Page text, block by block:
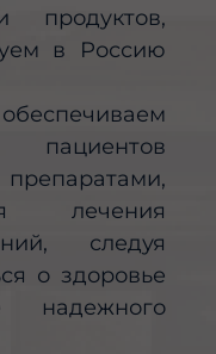
продуктов,
в Россию
лечения
следуя
о здоровье